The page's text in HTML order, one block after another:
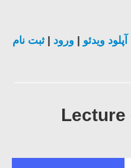
آپلود ویدئو| ورود| ثبت نام